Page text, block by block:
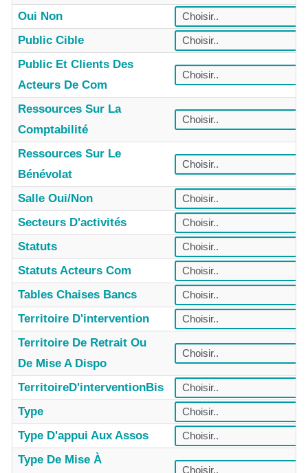
Oui Non
Public Cible
Public Et Clients Des
Acteurs De Com
Ressources Sur La
Comptabilité
Ressources Sur Le
Bénévolat
Salle Oui/non
Secteurs D'activités
Statuts
Statuts Acteurs Com
Tables Chaises Bancs
Territoire D'intervention
Territoire De Retrait Ou
De Mise A Dispo
TerritoireD'interventionBis
Type
Type D'appui Aux Assos
Type De Mise À